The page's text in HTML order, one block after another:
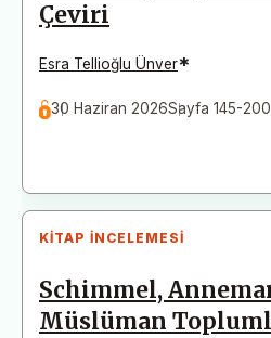
Çeviri
Esra Tellioğlu Ünver*
30 Haziran 2026Sayfa 145-200
KITAP İNCELEMESI
Schimmel,
Müslüman